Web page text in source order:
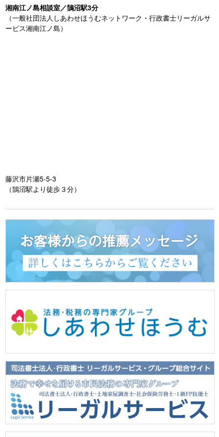
湘南江ノ島相談室／鵠沼駅3分
（一般社団法人しあわせほうむネットワーク・行政書士リーガルサ
ービス湘南江ノ島）
藤沢市片瀬5-5-3
（鵠沼駅より徒歩３分）